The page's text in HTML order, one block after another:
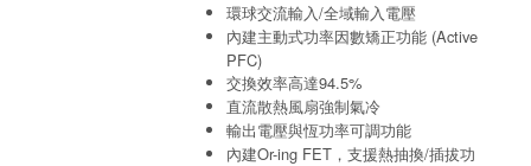
環球交流輸入/全域輸入電壓
內建主動式功率因數矯正功能 (Active
PFC)
交換效率高達94.5%
直流散熱風扇強制氣冷
輸出電壓與恆功率可調功能
內建Or-ing FET，支援熱抽換/插拔功